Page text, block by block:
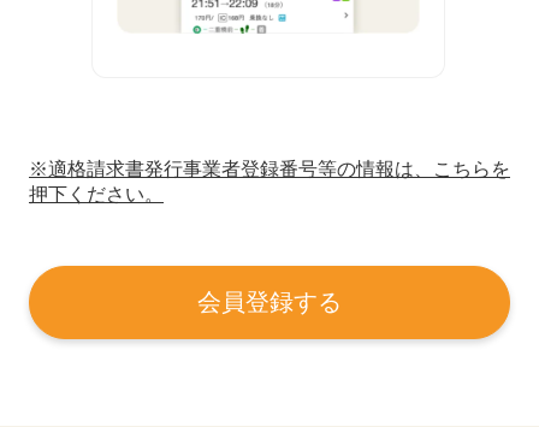
※適格請求書発行事業者登録番号等の情報は、こちらを
押下ください。
会員登録する